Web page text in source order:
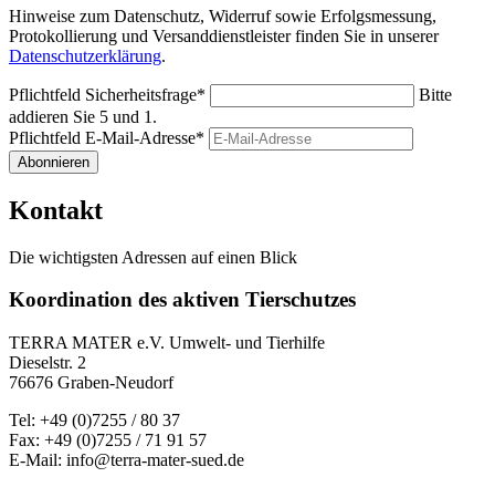
Hinweise zum Datenschutz, Widerruf sowie Erfolgsmessung,
Protokollierung und Versanddienstleister finden Sie in unserer
Datenschutzerklärung.
Pflichtfeld Sicherheitsfrage*
Bitte
addieren Sie 5 und 1.
Pflichtfeld E-Mail-Adresse*
Abonnieren
Kontakt
Die wichtigsten Adressen auf einen Blick
Koordination des aktiven Tierschutzes
TERRA MATER e.V. Umwelt- und Tierhilfe
Dieselstr. 2
76676 Graben-Neudorf
Tel: +49 (0)7255 / 80 37
Fax: +49 (0)7255 / 71 91 57
E-Mail: info@terra-mater-sued.de